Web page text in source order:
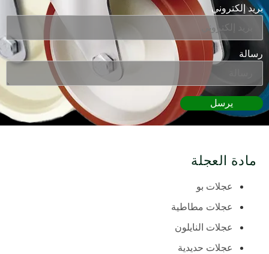
بريد إلكتروني
رسالة
يرسل
مادة العجلة
عجلات بو
عجلات مطاطية
عجلات النايلون
عجلات حديدية